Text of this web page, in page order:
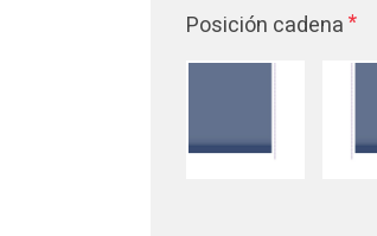
Posición cadena *